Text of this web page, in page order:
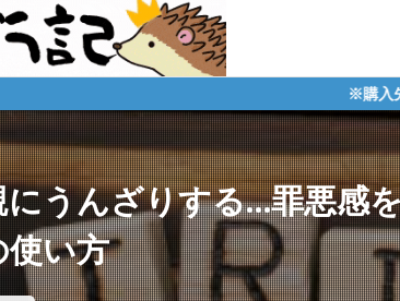
※購入先、ダウンロードへ
にうんざりする…罪悪感
使い方